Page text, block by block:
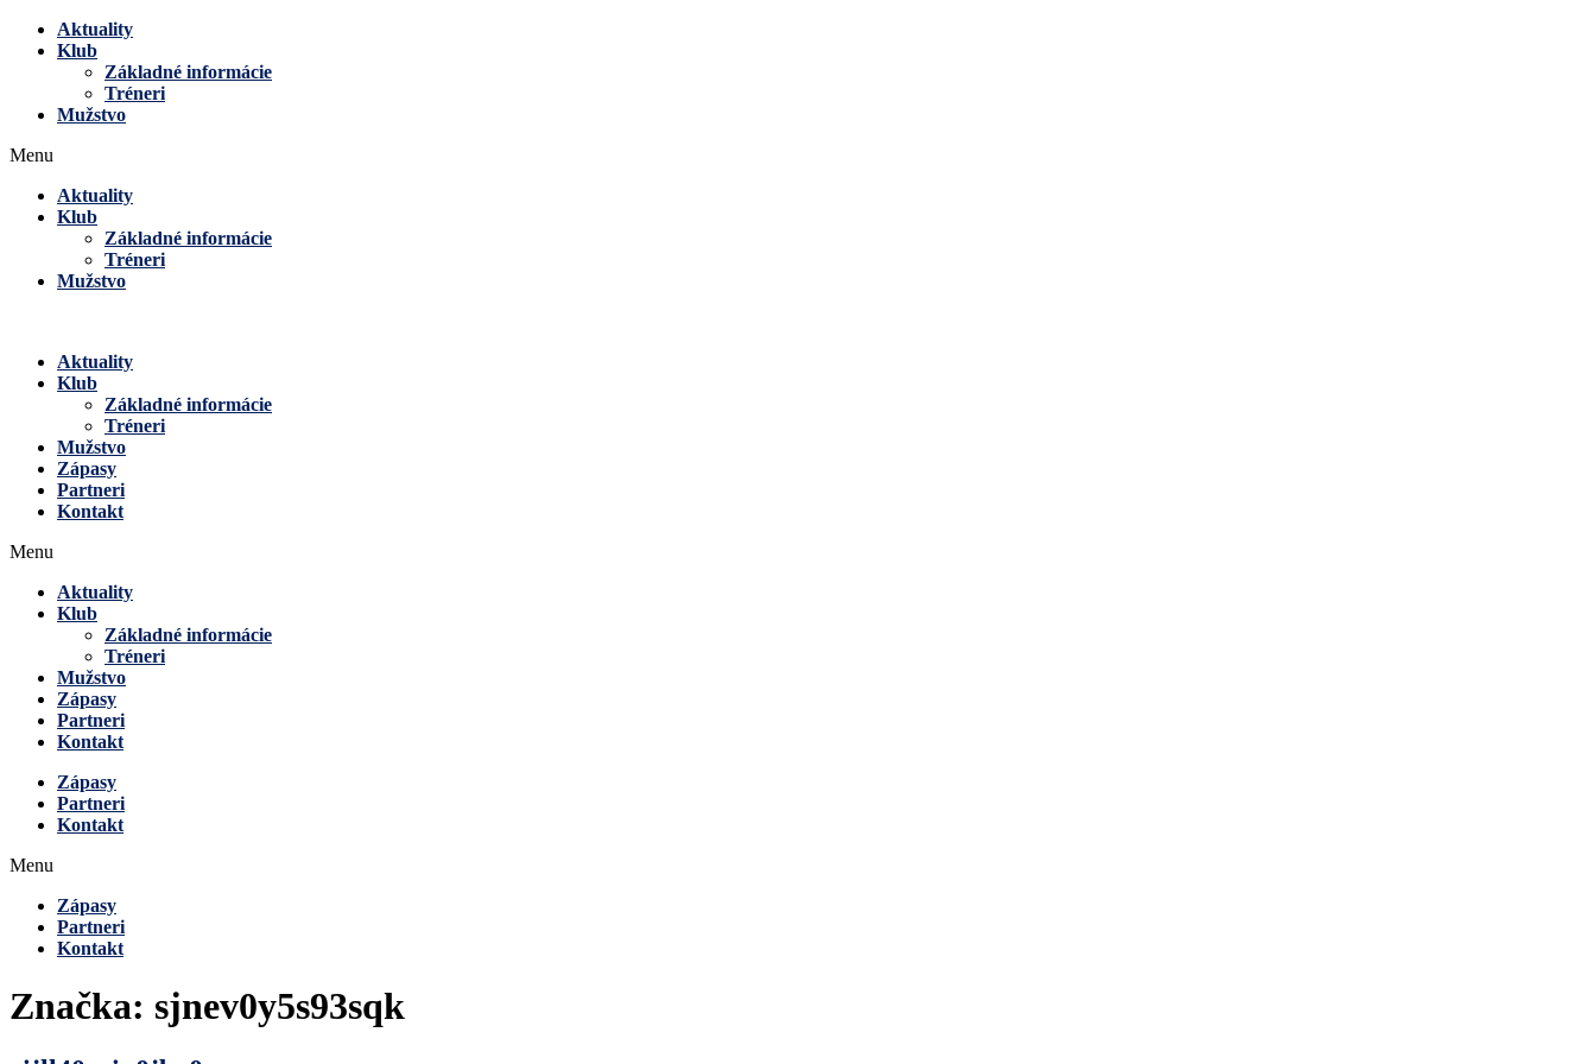
Aktuality
Klub
Základné informácie
Tréneri
Mužstvo
Menu
Aktuality
Klub
Základné informácie
Tréneri
Mužstvo
Aktuality
Klub
Základné informácie
Tréneri
Mužstvo
Zápasy
Partneri
Kontakt
Menu
Aktuality
Klub
Základné informácie
Tréneri
Mužstvo
Zápasy
Partneri
Kontakt
Zápasy
Partneri
Kontakt
Menu
Zápasy
Partneri
Kontakt
Značka: sjnev0y5s93sqk